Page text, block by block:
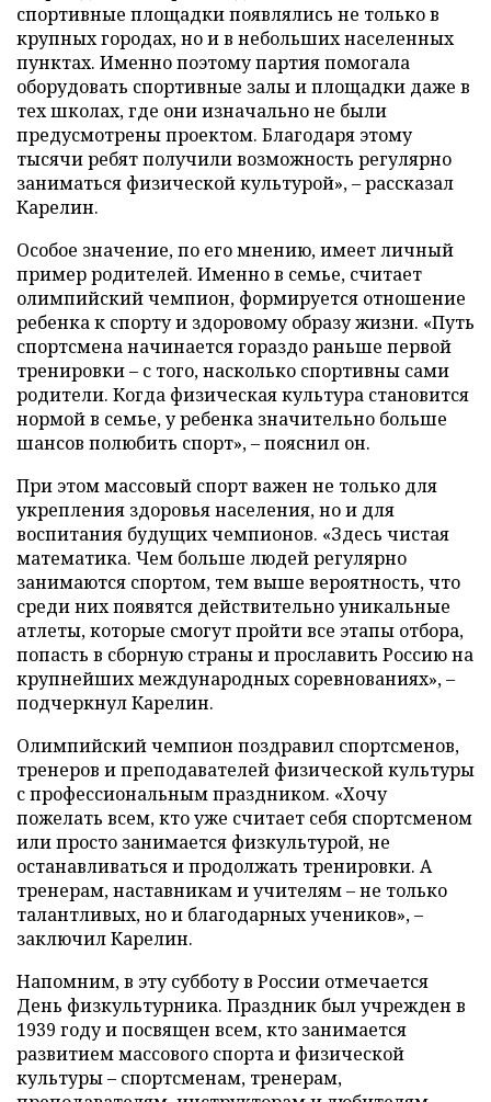
спортивные площадки появлялись не только в
крупных городах, но и в небольших населенных
пунктах. Именно поэтому партия помогала
оборудовать спортивные залы и площадки даже в
тех школах, где они изначально не были
предусмотрены проектом. Благодаря этому
тысячи ребят получили возможность регулярно
заниматься физической культурой», – рассказал
Карелин.
Особое значение, по его мнению, имеет личный
пример родителей. Именно в семье, считает
олимпийский чемпион, формируется отношение
ребенка к спорту и здоровому образу жизни. «Путь
спортсмена начинается гораздо раньше первой
тренировки – с того, насколько спортивны сами
родители. Когда физическая культура становится
нормой в семье, у ребенка значительно больше
шансов полюбить спорт», – пояснил он.
При этом массовый спорт важен не только для
укрепления здоровья населения, но и для
воспитания будущих чемпионов. «Здесь чистая
математика. Чем больше людей регулярно
занимаются спортом, тем выше вероятность, что
среди них появятся действительно уникальные
атлеты, которые смогут пройти все этапы отбора,
попасть в сборную страны и прославить Россию на
крупнейших международных соревнованиях», –
подчеркнул Карелин.
Олимпийский чемпион поздравил спортсменов,
тренеров и преподавателей физической культуры
с профессиональным праздником. «Хочу
пожелать всем, кто уже считает себя спортсменом
или просто занимается физкультурой, не
останавливаться и продолжать тренировки. А
тренерам, наставникам и учителям – не только
талантливых, но и благодарных учеников», –
заключил Карелин.
Напомним, в эту субботу в России отмечается
День физкультурника. Праздник был учрежден в
1939 году и посвящен всем, кто занимается
развитием массового спорта и физической
культуры – спортсменам, тренерам,